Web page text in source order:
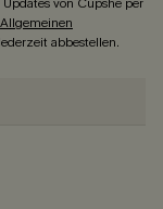
Allgemeinen
abbestellen.